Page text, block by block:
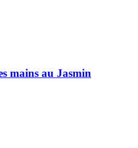
mains au Jasmin